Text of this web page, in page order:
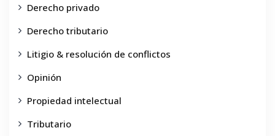
Derecho privado
Derecho tributario
Litigio & resolución de conflictos
Opinión
Propiedad intelectual
Tributario